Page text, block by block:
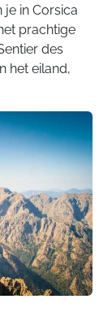
in Corsica
prachtige
des
het eiland,